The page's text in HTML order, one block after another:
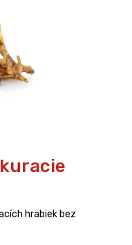
hrabiek bez